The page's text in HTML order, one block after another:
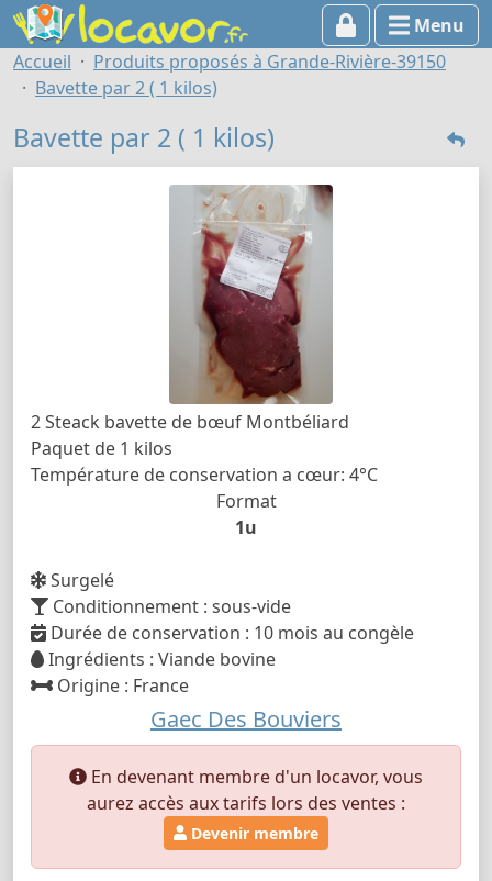
Menu
Accueil
Produits proposés à Grande-Rivière-39150
Bavette par 2 ( 1 kilos)
Bavette par 2 ( 1 kilos)
2 Steack bavette de bœuf Montbéliard
Paquet de 1 kilos
Température de conservation a cœur: 4°C
Format
1u
Surgelé
Conditionnement : sous-vide
Durée de conservation : 10 mois au congèle
Ingrédients : Viande bovine
Origine : France
Gaec Des Bouviers
En devenant membre d'un locavor, vous
aurez accès aux tarifs lors des ventes :
Devenir membre